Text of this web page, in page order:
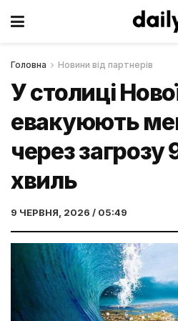
Головна Новини від партнерів
У столиці
евакуюють
через
хвиль
9 ЧЕРВНЯ, 2026 / 05:49